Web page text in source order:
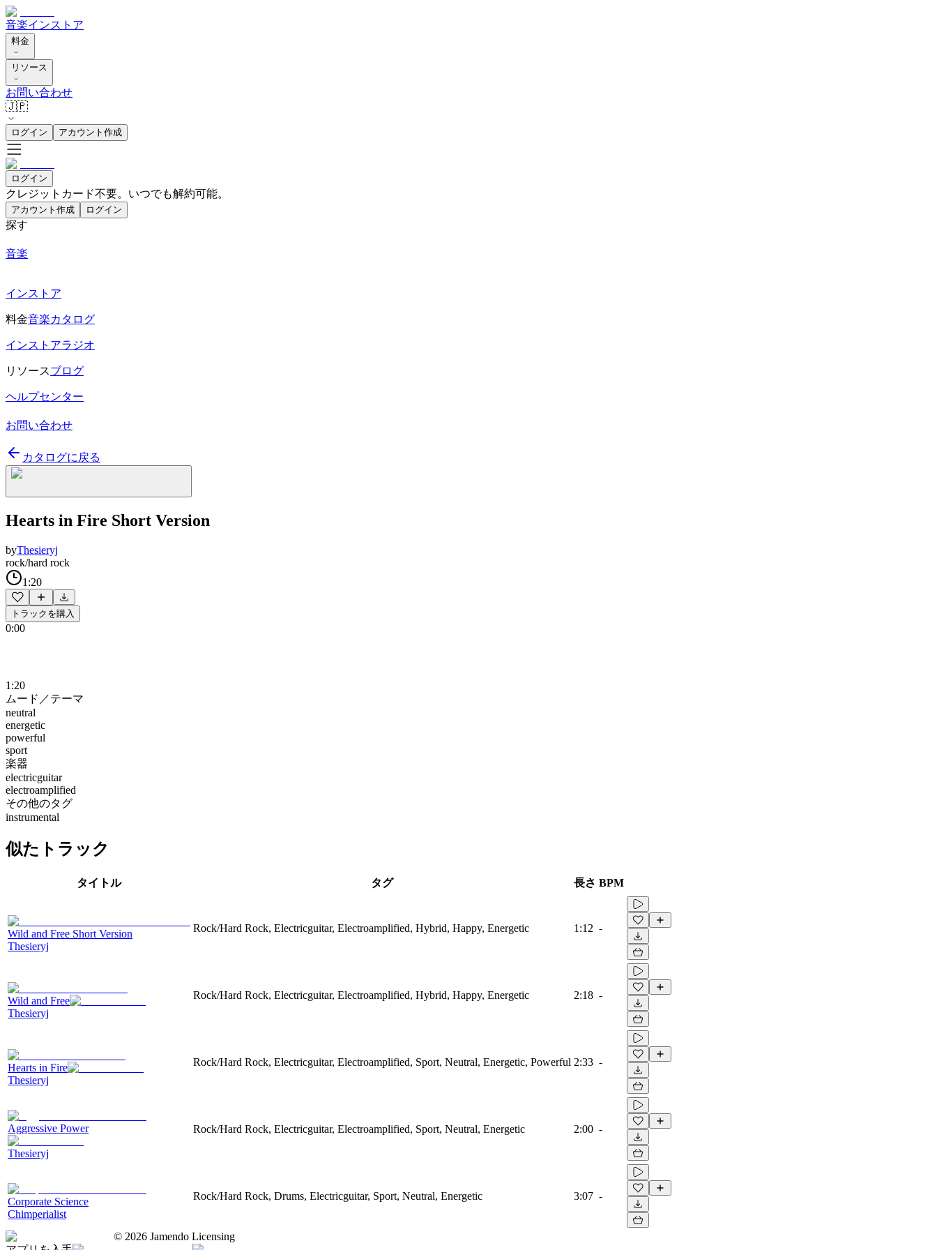
音楽インストア
料金
リソース
お問い合わせ
🇯🇵
ログイン アカウント作成
ログイン
クレジットカード不要。いつでも解約可能。
アカウント作成 ログイン
探す
音楽
インストア
料金音楽カタログ
インストアラジオ
リソースブログ
ヘルプセンター
お問い合わせ
カタログに戻る
Hearts in Fire Short Version
byThesieryj
rock/hard rock
1:20
トラックを購入
0:00
1:20
ムード／テーマ
neutral
energetic
powerful
sport
楽器
electricguitar
electroamplified
その他のタグ
instrumental
似たトラック
タイトル タグ 長さ BPM
Wild and Free Short Version
Thesieryj
Rock/Hard Rock, Electricguitar, Electroamplified, Hybrid, Happy, Energetic 1:12 -
Wild and Free
Thesieryj
Rock/Hard Rock, Electricguitar, Electroamplified, Hybrid, Happy, Energetic 2:18 -
Hearts in Fire
Thesieryj
Rock/Hard Rock, Electricguitar, Electroamplified, Sport, Neutral, Energetic, Powerful 2:33 -
Aggressive Power
Thesieryj
Rock/Hard Rock, Electricguitar, Electroamplified, Sport, Neutral, Energetic 2:00 -
Corporate Science
Chimperialist
Rock/Hard Rock, Drums, Electricguitar, Sport, Neutral, Energetic 3:07 -
© 2026 Jamendo Licensing